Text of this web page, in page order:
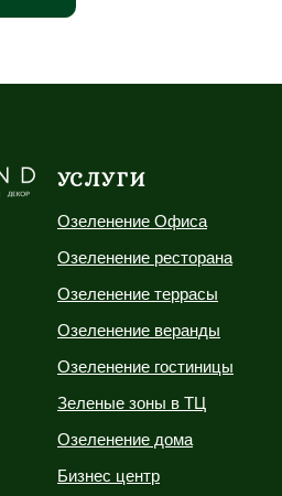
УСЛУГИ
Озеленение Офиса
Озеленение ресторана
Озеленение террасы
Озеленение веранды
Озеленение гостиницы
Зеленые зоны в ТЦ
Озеленение дома
Бизнес центр